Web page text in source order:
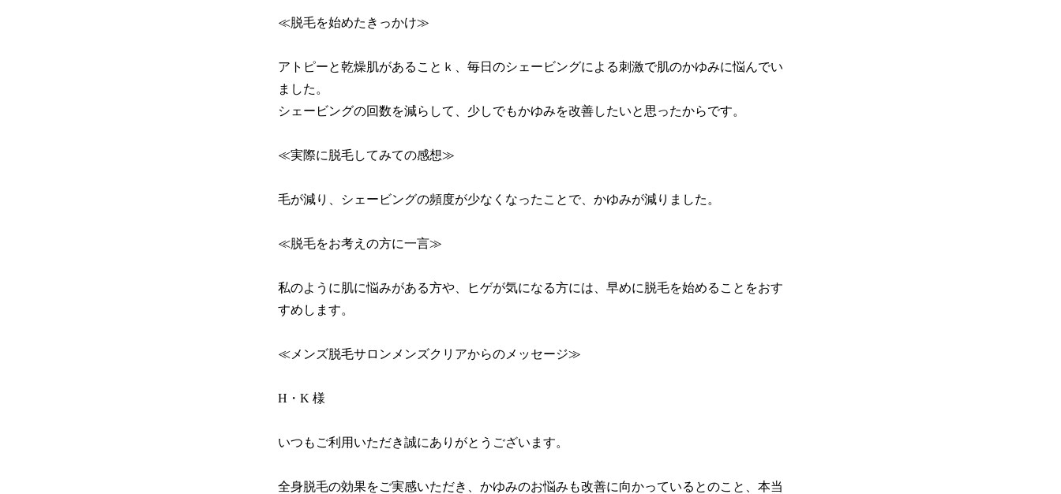
≪脱毛を始めたきっかけ≫
アトピーと乾燥肌があることｋ、毎日のシェービングによる刺激で肌のかゆみに悩んでい
ました。
シェービングの回数を減らして、少しでもかゆみを改善したいと思ったからです。
≪実際に脱毛してみての感想≫
毛が減り、シェービングの頻度が少なくなったことで、かゆみが減りました。
≪脱毛をお考えの方に一言≫
私のように肌に悩みがある方や、ヒゲが気になる方には、早めに脱毛を始めることをおす
すめします。
≪メンズ脱毛サロンメンズクリアからのメッセージ≫
H・K 様
いつもご利用いただき誠にありがとうございます。
全身脱毛の効果をご実感いただき、かゆみのお悩みも改善に向かっているとのこと、本当